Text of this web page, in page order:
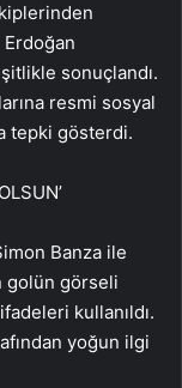
Erdoğan
sonuçlandı.
resmi sosyal
tepki gösterdi.
Banza ile
golün görseli
kullanıldı.
yoğun ilgi